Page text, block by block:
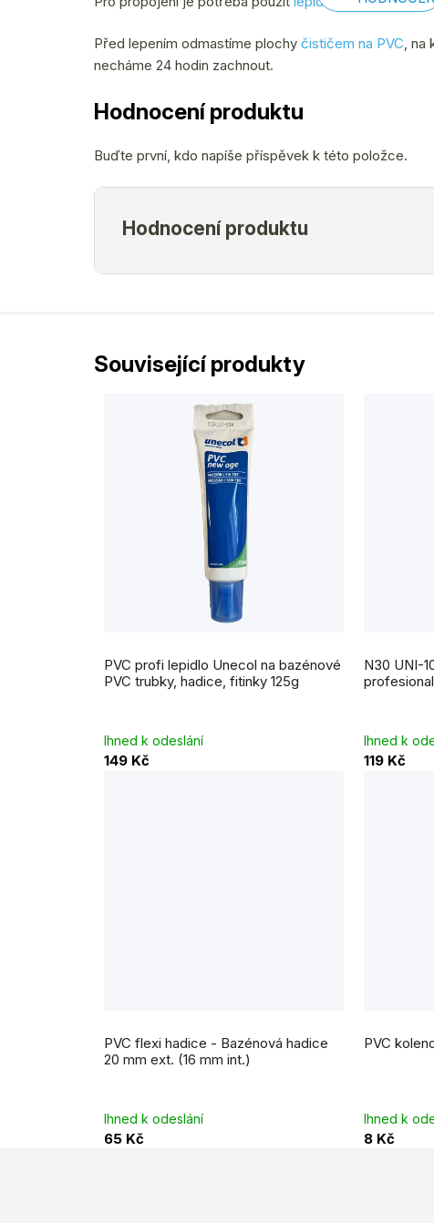
Před lepením odmastíme plochy čističem na PVC ,
necháme 24 hodin zachnout.
Hodnocení produktu
Buďte první, kdo napíše příspěvek k této položce.
Související produkty
PVC profi lepidlo Unecol na bazénové
PVC trubky, hadice, fitinky 125g
hodnocení
produktu
je
5,0
Ihned k odeslání
149 Kč
N30 UNI-
profesional
Ihned k
119 Kč
PVC flexi hadice - Bazénová hadice
20 mm ext. (16 mm int.)
Ihned k odeslání
65 Kč
PVC
Ihned k
8 Kč